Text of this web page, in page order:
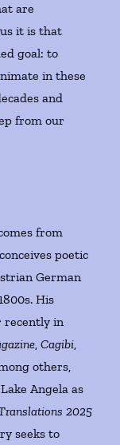
are
it is that
goal: to
in these
and
from our
from
poetic
German
His
recently in
,Cagibi,
others,
Angela as
2025
seeks to